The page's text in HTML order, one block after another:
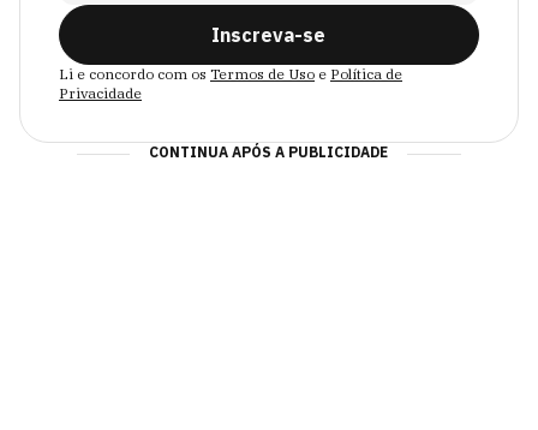
Inscreva-se
Li e concordo com os Termos de Uso e Política de
Privacidade
CONTINUA APÓS A PUBLICIDADE